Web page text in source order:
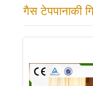
गैस टेपपानाकी